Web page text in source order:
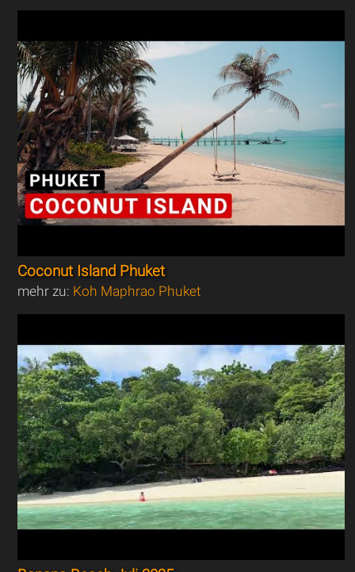
Coconut Island Phuket
mehr zu: Koh Maphrao Phuket